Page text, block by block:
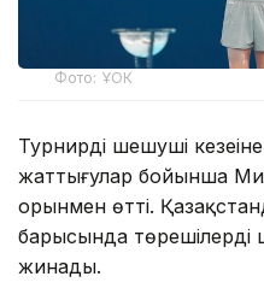
Фото: ҰОК
Турнирдің шешуші
жаттығулар бойынша
орынмен өтті.
барысында
жинады.